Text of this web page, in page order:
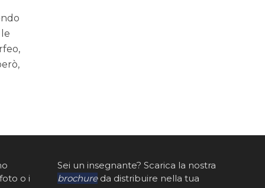
o i
Sei un insegnante? Scarica la nostra
brochureda distribuire nella tua